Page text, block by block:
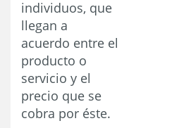
individuos, que
llegan a
acuerdo entre el
producto o
servicio y el
precio que se
cobra por éste.